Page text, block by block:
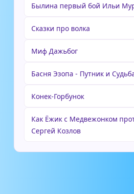
Былина первый бой Ильи
Сказки про волка
Миф Дажьбог
Басня Эзопа - Путник и
Конек-Горбунок
Как Ёжик с Медвежонком
Сергей Козлов